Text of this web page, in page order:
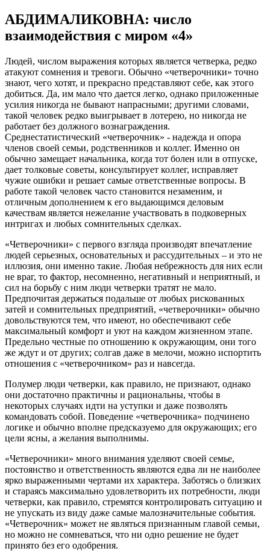
АБДИМАЛИКОВНА: число
взаимодействия с миром «4»
Людей, числом выражения которых является четверка, редко
атакуют сомнения и тревоги. Обычно «четверочники» точно
знают, чего хотят, и прекрасно представляют себе, как этого
добиться. Да, им мало что дается легко, однако приложенные
усилия никогда не бывают напрасными; другими словами,
такой человек редко выигрывает в лотерею, но никогда не
работает без должного вознаграждения.
Среднестатистический «четверочник» - надежда и опора
членов своей семьи, родственников и коллег. Именно он
обычно замещает начальника, когда тот болен или в отпуске,
дает толковые советы, консультирует коллег, исправляет
чужие ошибки и решает самые ответственные вопросы. В
работе такой человек часто становится незаменим, и
отличным дополнением к его выдающимся деловым
качествам является нежелание участвовать в подковерных
интригах и любых сомнительных сделках.
«Четверочники» с первого взгляда производят впечатление
людей серьезных, основательных и рассудительных – и это не
иллюзия, они именно такие. Любая небрежность для них если
не враг, то фактор, несомненно, негативный и неприятный, и
сил на борьбу с ним люди четверки тратят не мало.
Предпочитая держаться подальше от любых рискованных
затей и сомнительных предприятий, «четверочники» обычно
довольствуются тем, что имеют, но обеспечивают себе
максимальный комфорт и уют на каждом жизненном этапе.
Предельно честные по отношению к окружающим, они того
же ждут и от других; солгав даже в мелочи, можно испортить
отношения с «четверочником» раз и навсегда.
Полумер люди четверки, как правило, не признают, однако
они достаточно практичны и рациональны, чтобы в
некоторых случаях идти на уступки и даже позволять
командовать собой. Поведение «четверочника» подчинено
логике и обычно вполне предсказуемо для окружающих; его
цели ясны, а желания выполнимы.
«Четверочники» много внимания уделяют своей семье,
постоянство и ответственность являются едва ли не наиболее
ярко выраженными чертами их характера. Заботясь о близких
и стараясь максимально удовлетворить их потребности, люди
четверки, как правило, стремятся контролировать ситуацию и
не упускать из виду даже самые малозначительные события.
«Четверочник» может не являться признанным главой семьи,
но можно не сомневаться, что ни одно решение не будет
принято без его одобрения.